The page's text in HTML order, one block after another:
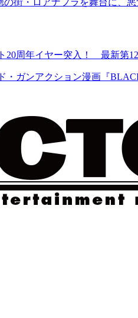
の街・ロアナプラを舞台に、
20周年イヤー突入！ 最新第
・ガンアクション漫画『